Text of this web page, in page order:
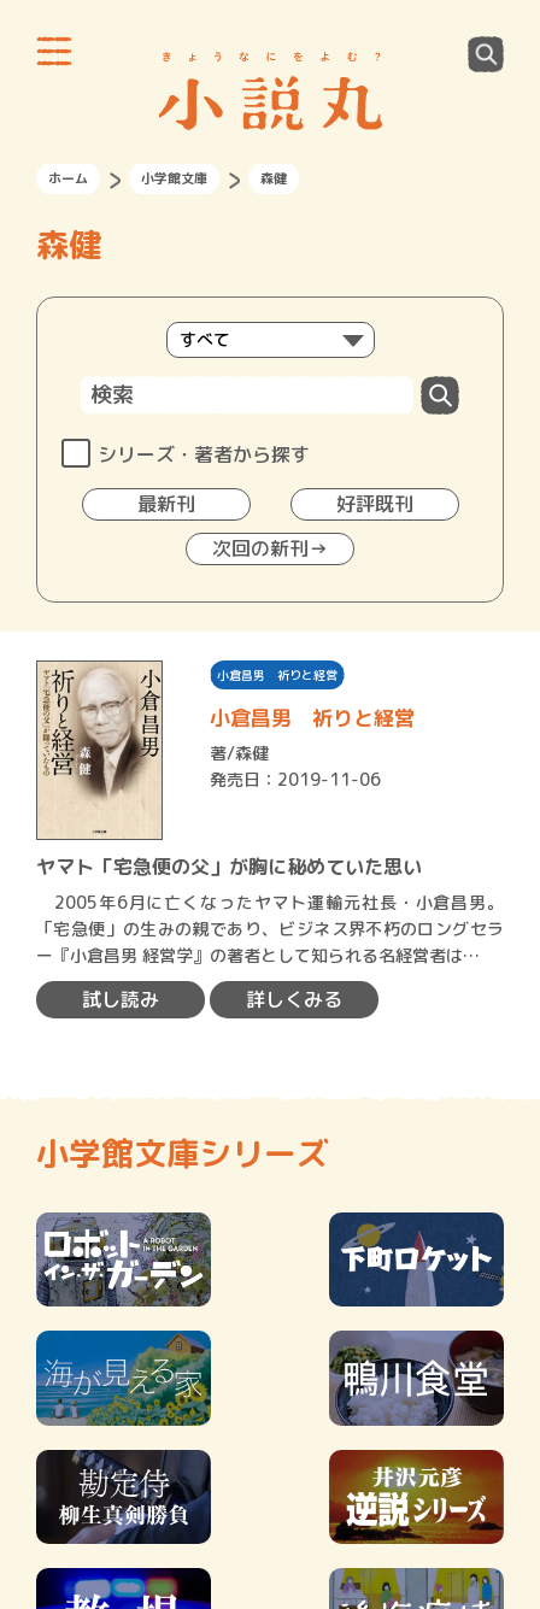
ホーム 小学館文庫 森健
森健
シリーズ・著者から探す
最新刊
好評既刊
次回の新刊→
小倉昌男 祈りと経営
小倉昌男 祈りと経営
著/森健
発売日：2019-11-06
ヤマト「宅急便の父」が胸に秘めていた思い
2005年6月に亡くなったヤマト運輸元社長・小倉昌男。
「宅急便」の生みの親であり、ビジネス界不朽のロングセラ
ー『小倉昌男 経営学』の著者として知られる名経営者は…
試し読み 詳しくみる
小学館文庫シリーズ